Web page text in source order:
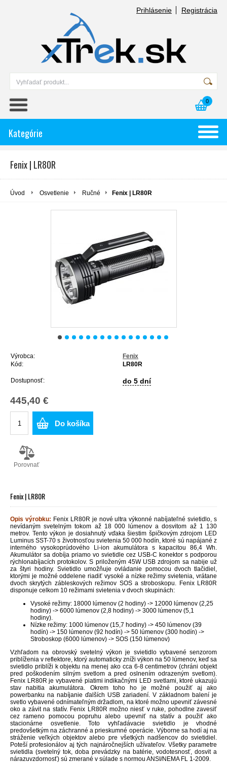
Prihlásenie Registrácia
0
Kategórie
Fenix | LR80R
Úvod Osvetlenie Ručné Fenix | LR80R
Výrobca:
Fenix
Kód:
LR80R
Dostupnosť: do 5 dní
445,40 €
Do košíka
Porovnať
Fenix | LR80R
Opis výrobku: Fenix LR80R je nové ultra výkonné nabíjateľné svietidlo, s
nevídaným svetelným tokom až 18 000 lúmenov a dosvitom až 1 130
metrov. Tento výkon je dosiahnutý vďaka šiestim špičkovým zdrojom LED
Luminus SST-70 s životnosťou svietenia 50 000 hodín, ktoré sú napájané z
interného vysokoprúdového Li-ion akumulátora s kapacitou 86,4 Wh.
Akumulátor sa dobíja priamo vo svietidle cez USB-C konektor s podporou
rýchlonabíjacích protokolov. S priloženým 45W USB zdrojom sa nabije už
za štyri hodiny. Svietidlo umožňuje ovládanie pomocou dvoch tlačidiel,
ktorými je možné oddelene riadiť vysoké a nízke režimy svietenia, vrátane
dvoch skrytých zábleskových režimov SOS a stroboskopu. Fenix LR80R
disponuje celkom 10 režimami svietenia v dvoch skupinách:
Vysoké režimy: 18000 lúmenov (2 hodiny) -> 12000 lúmenov (2,25
hodiny) -> 6000 lúmenov (2,8 hodiny) -> 3000 lúmenov (5,1
hodiny).
Nízke režimy: 1000 lúmenov (15,7 hodiny) -> 450 lúmenov (39
hodín) -> 150 lúmenov (92 hodín) -> 50 lúmenov (300 hodín) ->
Stroboskop (6000 lúmenov) -> SOS (150 lúmenov)
Vzhľadom na obrovský svetelný výkon je svietidlo vybavené senzorom
priblíženia v reflektore, ktorý automaticky zníži výkon na 50 lúmenov, keď sa
svietidlo priblíži k objektu na menej ako cca 6-8 centimetrov (chráni objekt
pred poškodením silným svetlom a pred oslnením odrazeným svetlom).
Fenix LR80R je vybavené piatimi indikačnými LED svetlami, ktoré ukazujú
stav nabitia akumulátora. Okrem toho ho je možné použiť aj ako
powerbanku na nabíjanie ďalších USB zariadení. V základnom balení je
svetlo vybavené odnímateľným držadlom, na ktoré možno upevniť závesné
oko a závit na statív. Fenix LR80R možno niesť v ruke, pohodlne zavesiť
cez rameno pomocou popruhu alebo upevniť na statív a použiť ako
stacionárne osvetlenie. Toto vyhľadávacie svietidlo je vhodné
predovšetkým na záchranné a prieskumné operácie. Výborne sa hodí aj na
stráženie veľkých objektov alebo pre všetkých nadšencov do svietidiel.
Poteší profesionálov aj tých najnáročnejších užívateľov. Všetky parametre
svietidla (svetelný tok, doba prevádzky na batérie, vodotesnosť, dosvit a
nárazuvzdornosť) sú zmerané v súlade s normou ANSI/NEMA FL 1-2009.